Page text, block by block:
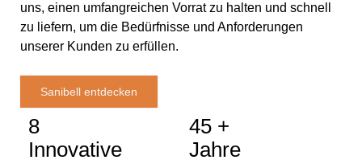
uns, einen umfangreichen Vorrat zu halten und schnell
zu liefern, um die Bedürfnisse und Anforderungen
unserer Kunden zu erfüllen.
Sanibell entdecken
8
Innovative
45 +
Jahre